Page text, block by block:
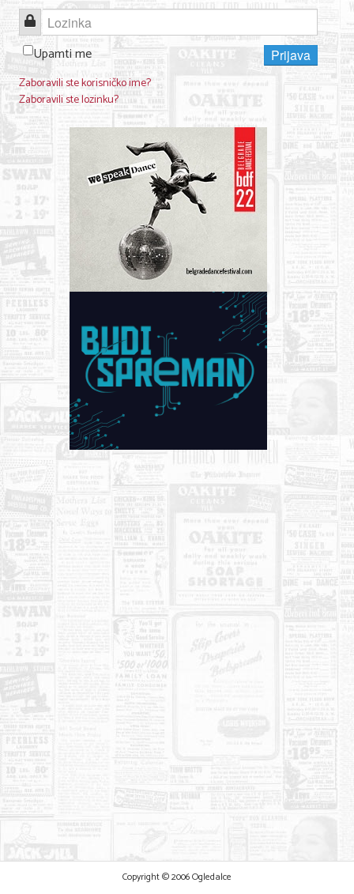
Gastronomija
Sport i rekreacija
Zdravlje i medicina
Hobi i razonoda
UPIS FIRMI
MARKETING
KONTAKT
O NAMA
Lozinka
Upamti me
Prijava
Zaboravili ste korisničko ime?
Zaboravili ste lozinku?
Copyright © 2006 Ogledalce